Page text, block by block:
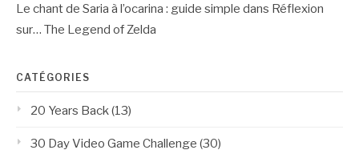
Le chant de Saria à l’ocarina : guide simple dans Réflexion
sur… The Legend of Zelda
CATÉGORIES
20 Years Back(13)
30 Day Video Game Challenge (30)